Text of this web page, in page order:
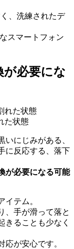
、洗練されたデ
スマートフォン
必要にな
た状態
にじみがある、
に反応する、落下
が必要になる可能
イテム。
、手が滑って落と
きることも少なく
が安心です。